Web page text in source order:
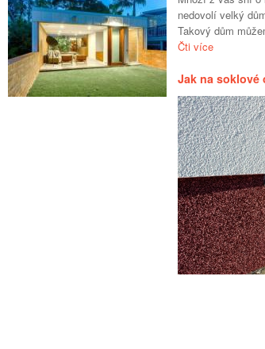
nedovolí velký
Takový dům
Čti více
Jak na soklové